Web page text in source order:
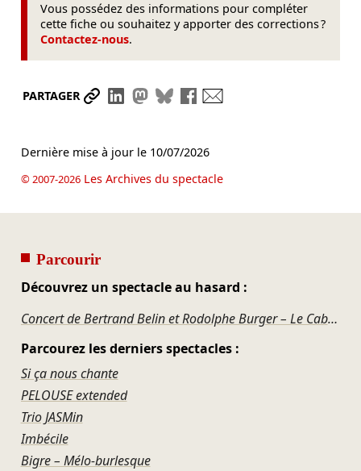
Vous possédez des informations pour compléter
cette fiche ou souhaitez y apporter des corrections ?
Contactez-nous.
PARTAGER Partager le lien
Partager sur LinkedIn
Partager sur Mastodon
Partager sur Bluesky
Partager sur Facebook
Dernière mise à jour le 10/07/2026
© 2007-2026Les Archives du spectacle
Parcourir
Découvrez un spectacle au hasard :
Concert de Bertrand Belin et Rodolphe Burger – Le Cabaret P.O.L
Parcourez les derniers spectacles :
Si ça nous chante
PELOUSE extended
Trio JASMin
Imbécile
Bigre – Mélo-burlesque